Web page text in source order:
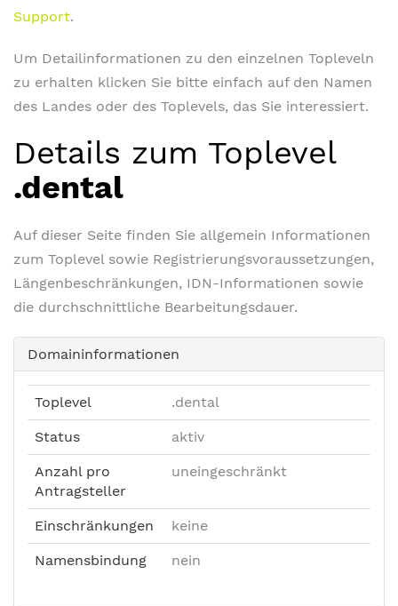
Support.
Um Detailinformationen zu den einzelnen Topleveln
zu erhalten klicken Sie bitte einfach auf den Namen
des Landes oder des Toplevels, das Sie interessiert.
Details zum Toplevel
.dental
Auf dieser Seite finden Sie allgemein Informationen
zum Toplevel sowie Registrierungsvoraussetzungen,
Längenbeschränkungen, IDN-Informationen sowie
die durchschnittliche Bearbeitungsdauer.
Domaininformationen
Toplevel .dental
Status aktiv
Anzahl pro
Antragsteller
uneingeschränkt
Einschränkungen keine
Namensbindung nein